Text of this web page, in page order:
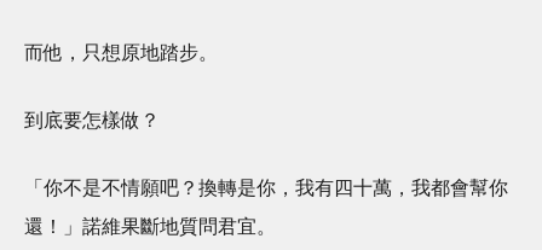
而他，只想原地踏步。
到底要怎樣做？
「你不是不情願吧？換轉是你，我有四十萬，我都會幫你
還！」諾維果斷地質問君宜。